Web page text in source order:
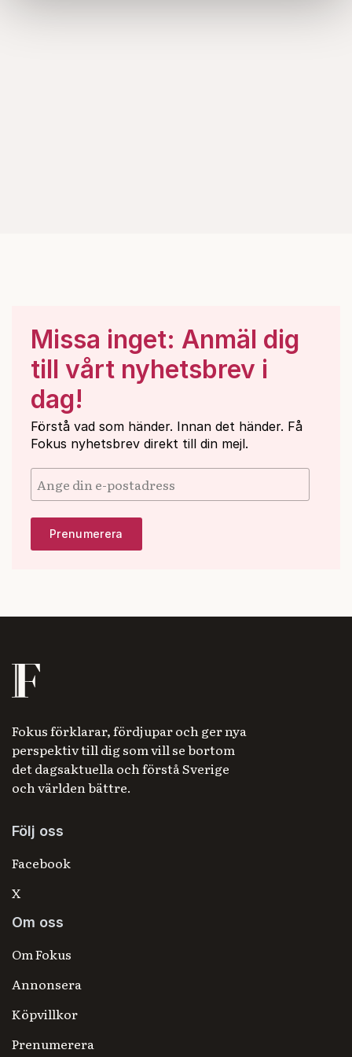
Missa inget: Anmäl dig
till vårt nyhetsbrev i
dag!
Förstå vad som händer. Innan det händer. Få
Fokus nyhetsbrev direkt till din mejl.
Fokus förklarar, fördjupar och ger nya
perspektiv till dig som vill se bortom
det dagsaktuella och förstå Sverige
och världen bättre.
Följ oss
Facebook
X
Om oss
Om Fokus
Annonsera
Köpvillkor
Prenumerera